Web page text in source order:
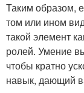
Таким образом,
том или ином
такой элемент
ролей. Умение
чтобы кратно
навык, дающий